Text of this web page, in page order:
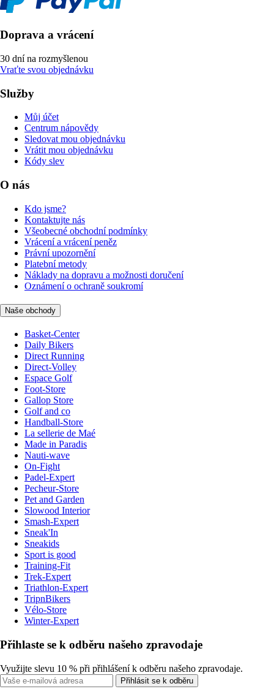
Doprava a vrácení
30 dní na rozmyšlenou
Vraťte svou objednávku
Služby
Můj účet
Centrum nápovědy
Sledovat mou objednávku
Vrátit mou objednávku
Kódy slev
O nás
Kdo jsme?
Kontaktujte nás
Všeobecné obchodní podmínky
Vrácení a vrácení peněz
Právní upozornění
Platební metody
Náklady na dopravu a možnosti doručení
Oznámení o ochraně soukromí
Naše obchody
Basket-Center
Daily Bikers
Direct Running
Direct-Volley
Espace Golf
Foot-Store
Gallop Store
Golf and co
Handball-Store
La sellerie de Maé
Made in Paradis
Nauti-wave
On-Fight
Padel-Expert
Pecheur-Store
Pet and Garden
Slowood Interior
Smash-Expert
Sneak'In
Sneakids
Sport is good
Training-Fit
Trek-Expert
Triathlon-Expert
TripnBikers
Vélo-Store
Winter-Expert
Přihlaste se k odběru našeho zpravodaje
Využijte slevu 10 % při přihlášení k odběru našeho zpravodaje.
Přihlásit se k odběru